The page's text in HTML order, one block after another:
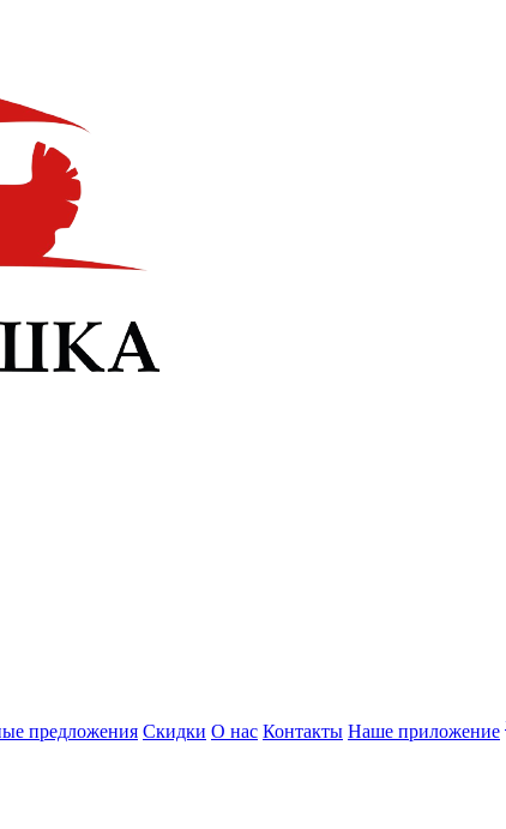
предложения Скидки О нас Контакты Наше приложение